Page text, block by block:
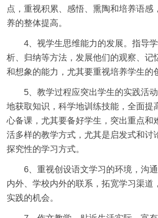
点，重视积累、感悟、熏陶和培养语感
养的整体提高。
4、视学生思维能力的发展。指导
析、归纳等方法，发展他们的观察、记
和想象的能力，尤其要重视培养学生的
5、教学过程应突出学生的实践活
地获取知识，科学地训练技能，全面提
心备课，尤其要备好学生，突出重点和
活多样的教学方式，尤其是启发式和讨
探究性的学习方式。
6、重视创设语文学习的环境，沟
内外、学校内外的联系，拓宽学习渠道
实践的机会。